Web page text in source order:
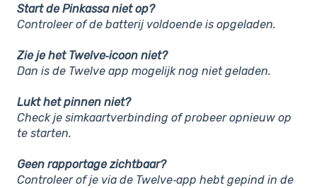
Start de Pinkassa niet op?
Controleer of de batterij voldoende is opgeladen.
Zie je het Twelve‑icoon niet?
Dan is de Twelve app mogelijk nog niet geladen.
Lukt het pinnen niet?
Check je simkaartverbinding of probeer opnieuw op
te starten.
Geen rapportage zichtbaar?
Controleer of je via de Twelve‑app hebt gepind in de